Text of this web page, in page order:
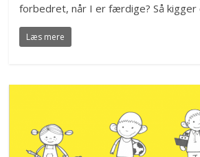
forbedret, når I er færdige? Så kigger
Læs mere